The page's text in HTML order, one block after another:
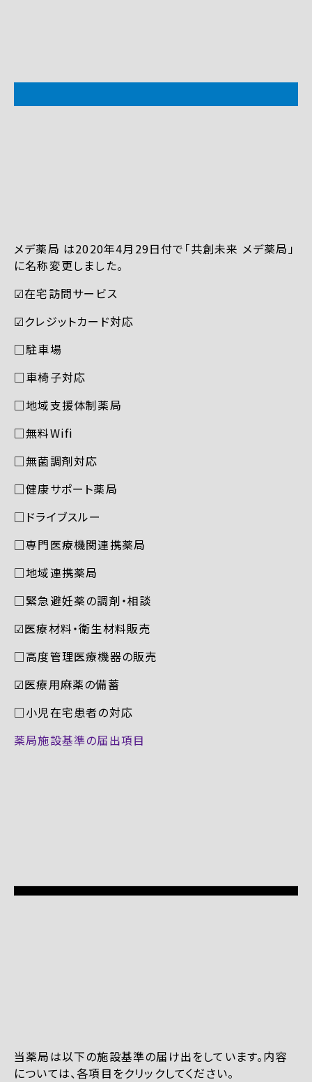
メデ薬局 は2020年4月29日付で「共創未来 メデ薬局」
に名称変更しました。
☑︎在宅訪問サービス
☑︎クレジットカード対応
□駐車場
□車椅子対応
□地域支援体制薬局
□無料Wifi
□無菌調剤対応
□健康サポート薬局
□ドライブスルー
□専門医療機関連携薬局
□地域連携薬局
□緊急避妊薬の調剤・相談
☑︎医療材料・衛生材料販売
□高度管理医療機器の販売
☑︎医療用麻薬の備蓄
□小児在宅患者の対応
薬局施設基準の届出項目
当薬局は以下の施設基準の届け出をしています。内容
については、各項目をクリックしてください。